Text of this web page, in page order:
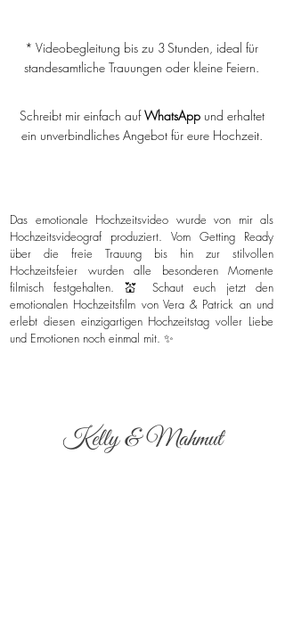
* Videobegleitung bis zu 3 Stunden, ideal für
standesamtliche Trauungen oder kleine Feiern.
Schreibt mir einfach aufWhatsAppund erhaltet
ein unverbindliches Angebot für eure Hochzeit.
Das emotionale Hochzeitsvideo wurde von mir als
Hochzeitsvideograf produziert. Vom Getting Ready
über die freie Trauung bis hin zur stilvollen
Hochzeitsfeier wurden alle besonderen Momente
filmisch festgehalten. 💒 Schaut euch jetzt den
emotionalen Hochzeitsfilm von Vera & Patrick an und
erlebt diesen einzigartigen Hochzeitstag voller Liebe
und Emotionen noch einmal mit. ✨
Kelly & Mahmut